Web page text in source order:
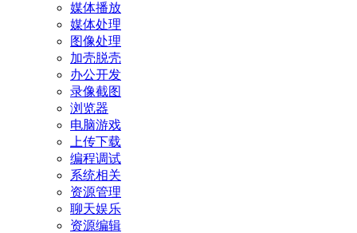
媒体播放
媒体处理
图像处理
加壳脱壳
办公开发
录像截图
浏览器
电脑游戏
上传下载
编程调试
系统相关
资源管理
聊天娱乐
资源编辑